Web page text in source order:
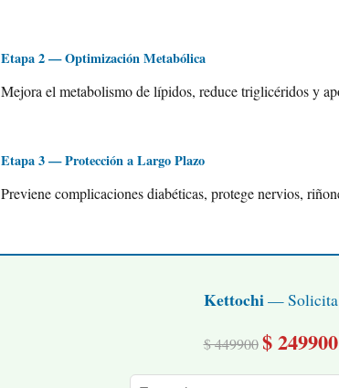
Etapa 2 — Optimización Metabólica
Mejora el metabolismo de lípidos, reduce triglicéridos y
Etapa 3 — Protección a Largo Plazo
Previene complicaciones diabéticas, protege nervios,
Kettochi— Solicita
$ 449900 $ 249900